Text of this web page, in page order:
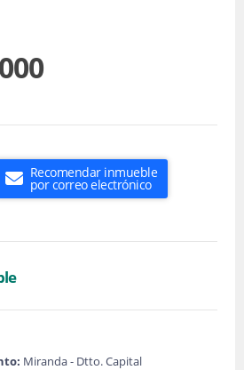
Recomendar inmueble
por correo electrónico
Miranda - Dtto. Capital